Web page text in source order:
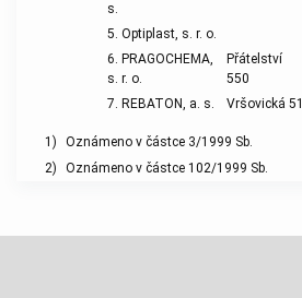
s.
5. Optiplast, s. r. o.
6. PRAGOCHEMA,
s. r. o.
Přátelství
550
7. REBATON, a. s. Vršovická 51
1)
Oznámeno v částce 3/1999 Sb.
2)
Oznámeno v částce 102/1999 Sb.